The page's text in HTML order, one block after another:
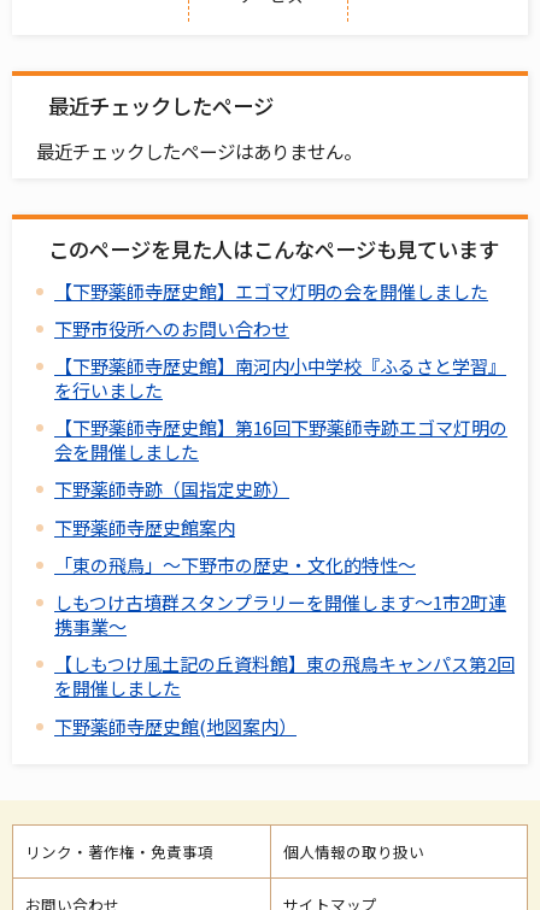
最近チェックしたページ
最近チェックしたページはありません。
このページを見た人はこんなページも見ています
【下野薬師寺歴史館】エゴマ灯明の会を開催しました
下野市役所へのお問い合わせ
【下野薬師寺歴史館】南河内小中学校『ふるさと学習』
を行いました
【下野薬師寺歴史館】第16回下野薬師寺跡エゴマ灯明の
会を開催しました
下野薬師寺跡（国指定史跡）
下野薬師寺歴史館案内
「東の飛鳥」～下野市の歴史・文化的特性～
しもつけ古墳群スタンプラリーを開催します～1市2町連
携事業～
【しもつけ風土記の丘資料館】東の飛鳥キャンパス第2回
を開催しました
下野薬師寺歴史館(地図案内）
リンク・著作権・免責事項 個人情報の取り扱い
お問い合わせ サイトマップ